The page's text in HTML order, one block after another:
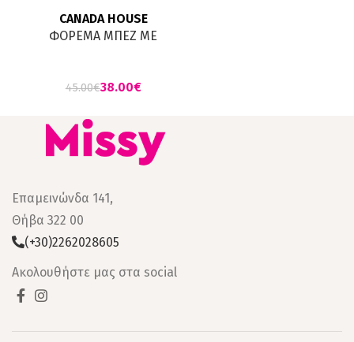
CANADA HOUSE
ΦΟΡΕΜΑ ΜΠΕΖ ΜΕ
45.00€38.00€
Επαμεινώνδα 141,
Θήβα 322 00
(+30)2262028605
Ακολουθήστε μας στα social